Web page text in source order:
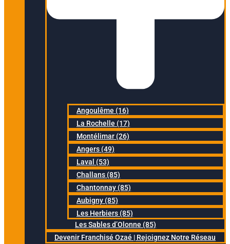
Angoulême (16)
La Rochelle (17)
Montélimar (26)
Angers (49)
Laval (53)
Challans (85)
Chantonnay (85)
Aubigny (85)
Les Herbiers (85)
Les Sables d’Olonne (85)
Devenir Franchisé Ozaé | Rejoignez Notre Réseau